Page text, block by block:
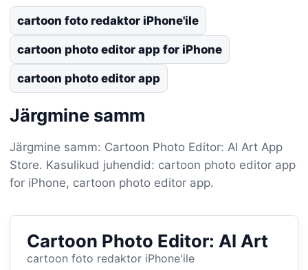
cartoon foto redaktor iPhone'ile
cartoon photo editor app for iPhone
cartoon photo editor app
Järgmine samm
Järgmine samm: Cartoon Photo Editor: AI Art App
Store. Kasulikud juhendid: cartoon photo editor app
for iPhone, cartoon photo editor app.
Cartoon Photo Editor: AI Art
cartoon foto redaktor iPhone'ile